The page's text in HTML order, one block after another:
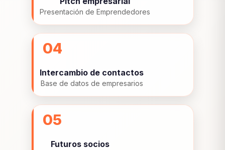
Presentación de Emprendedores
04
Intercambio de contactos
Base de datos de empresarios
05
Futuros socios